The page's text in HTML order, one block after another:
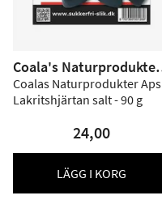
Coala's Naturprodukter
ApS
Coalas Naturprodukter Aps
Lakritshjärtan salt - 90 g
24,00
LÄGG I KORG